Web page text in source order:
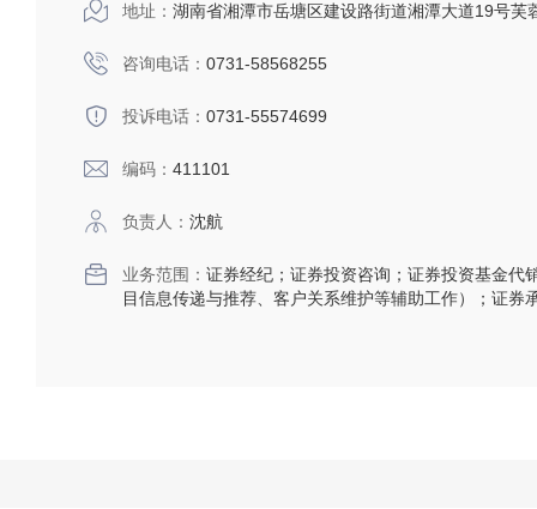
地址： 湖南省湘潭市岳塘区建设路街道湘潭大道19号
咨询电话： 0731-58568255
投诉电话： 0731-55574699
编码： 411101
负责人： 沈航
业务范围： 证券经纪；证券投资咨询；证券投资基金代
目信息传递与推荐、客户关系维护等辅助工作）；证